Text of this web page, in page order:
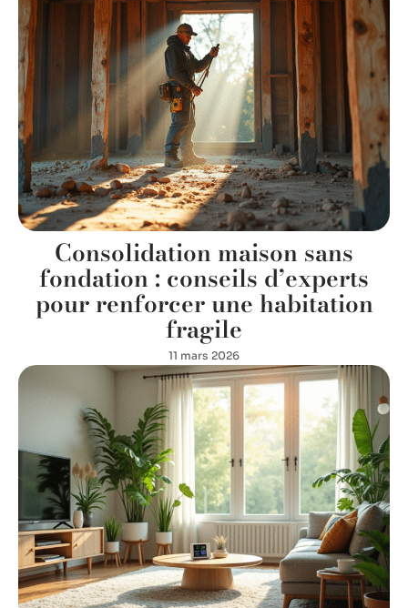
Consolidation maison sans
fondation : conseils d’experts
pour renforcer une habitation
fragile
11 mars 2026